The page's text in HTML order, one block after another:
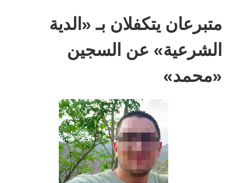
متبرعان يتكفلان بـ «الدية
الشرعية» عن السجين
«محمد»